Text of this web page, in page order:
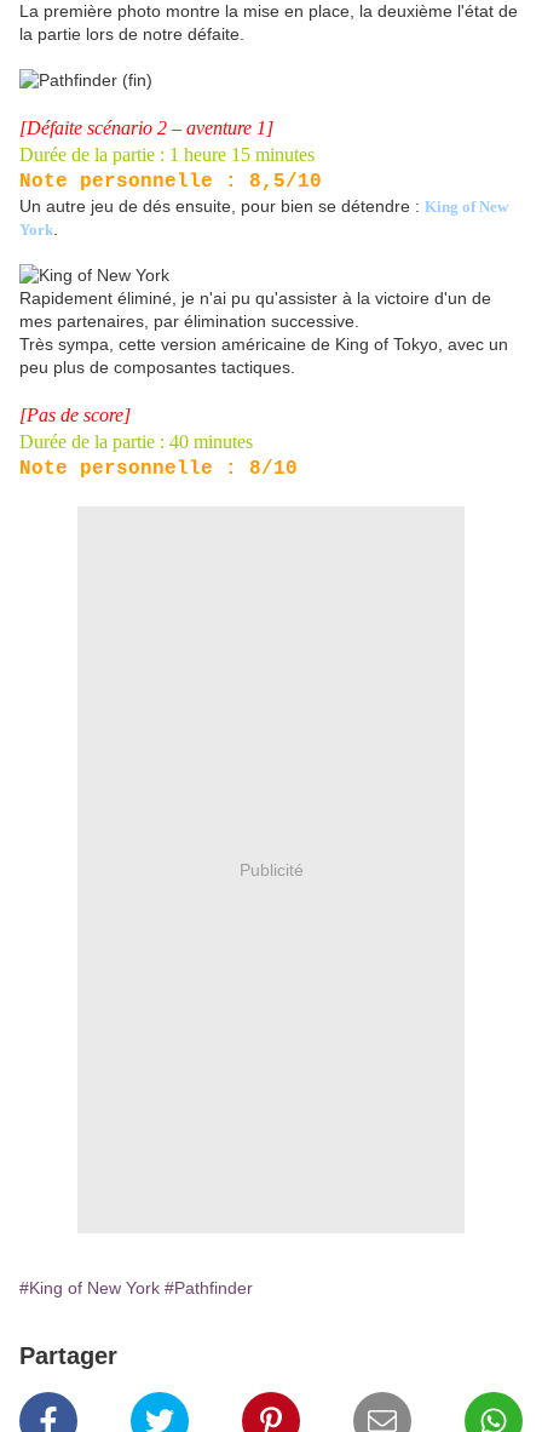
La première photo montre la mise en place, la deuxième l'état de
la partie lors de notre défaite.
[Défaite scénario 2 – aventure 1]
Durée de la partie : 1 heure 15 minutes
Note personnelle : 8,5/10
Un autre jeu de dés ensuite, pour bien se détendre : King of New
York
Rapidement éliminé, je n'ai pu qu'assister à la victoire d'un de
mes partenaires, par élimination successive.
Très sympa, cette version américaine de King of Tokyo, avec un
peu plus de composantes tactiques.
[Pas de score]
Durée de la partie : 40 minutes
Note personnelle : 8/10
Publicité
#King of New York #Pathfinder
Partager